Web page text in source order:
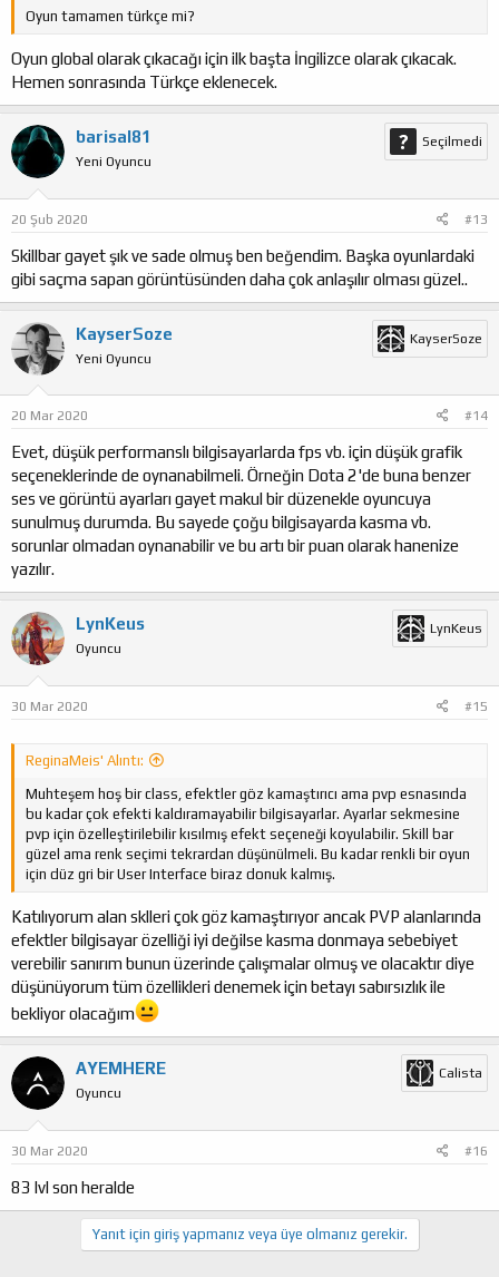
Oyun tamamen türkçe mi?
Oyun global olarak çıkacağı için ilk başta İngilizce olarak çıkacak.
Hemen sonrasında Türkçe eklenecek.
barisal81
Yeni Oyuncu
Seçilmedi
20 Şub 2020 #13
Skillbar gayet şık ve sade olmuş ben beğendim. Başka oyunlardaki
gibi saçma sapan görüntüsünden daha çok anlaşılır olması güzel..
KayserSoze
Yeni Oyuncu
KayserSoze
20 Mar 2020 #14
Evet, düşük performanslı bilgisayarlarda fps vb. için düşük grafik
seçeneklerinde de oynanabilmeli. Örneğin Dota 2'de buna benzer
ses ve görüntü ayarları gayet makul bir düzenekle oyuncuya
sunulmuş durumda. Bu sayede çoğu bilgisayarda kasma vb.
sorunlar olmadan oynanabilir ve bu artı bir puan olarak hanenize
yazılır.
LynKeus
Oyuncu
LynKeus
30 Mar 2020 #15
ReginaMeis' Alıntı:
Muhteşem hoş bir class, efektler göz kamaştırıcı ama pvp esnasında
bu kadar çok efekti kaldıramayabilir bilgisayarlar. Ayarlar sekmesine
pvp için özelleştirilebilir kısılmış efekt seçeneği koyulabilir. Skill bar
güzel ama renk seçimi tekrardan düşünülmeli. Bu kadar renkli bir oyun
için düz gri bir User Interface biraz donuk kalmış.
Katılıyorum alan sklleri çok göz kamaştırıyor ancak PVP alanlarında
efektler bilgisayar özelliği iyi değilse kasma donmaya sebebiyet
verebilir sanırım bunun üzerinde çalışmalar olmuş ve olacaktır diye
düşünüyorum tüm özellikleri denemek için betayı sabırsızlık ile
bekliyor olacağım
AYEMHERE
Oyuncu
Calista
30 Mar 2020 #16
83 lvl son heralde
Yanıt için giriş yapmanız veya üye olmanız gerekir.